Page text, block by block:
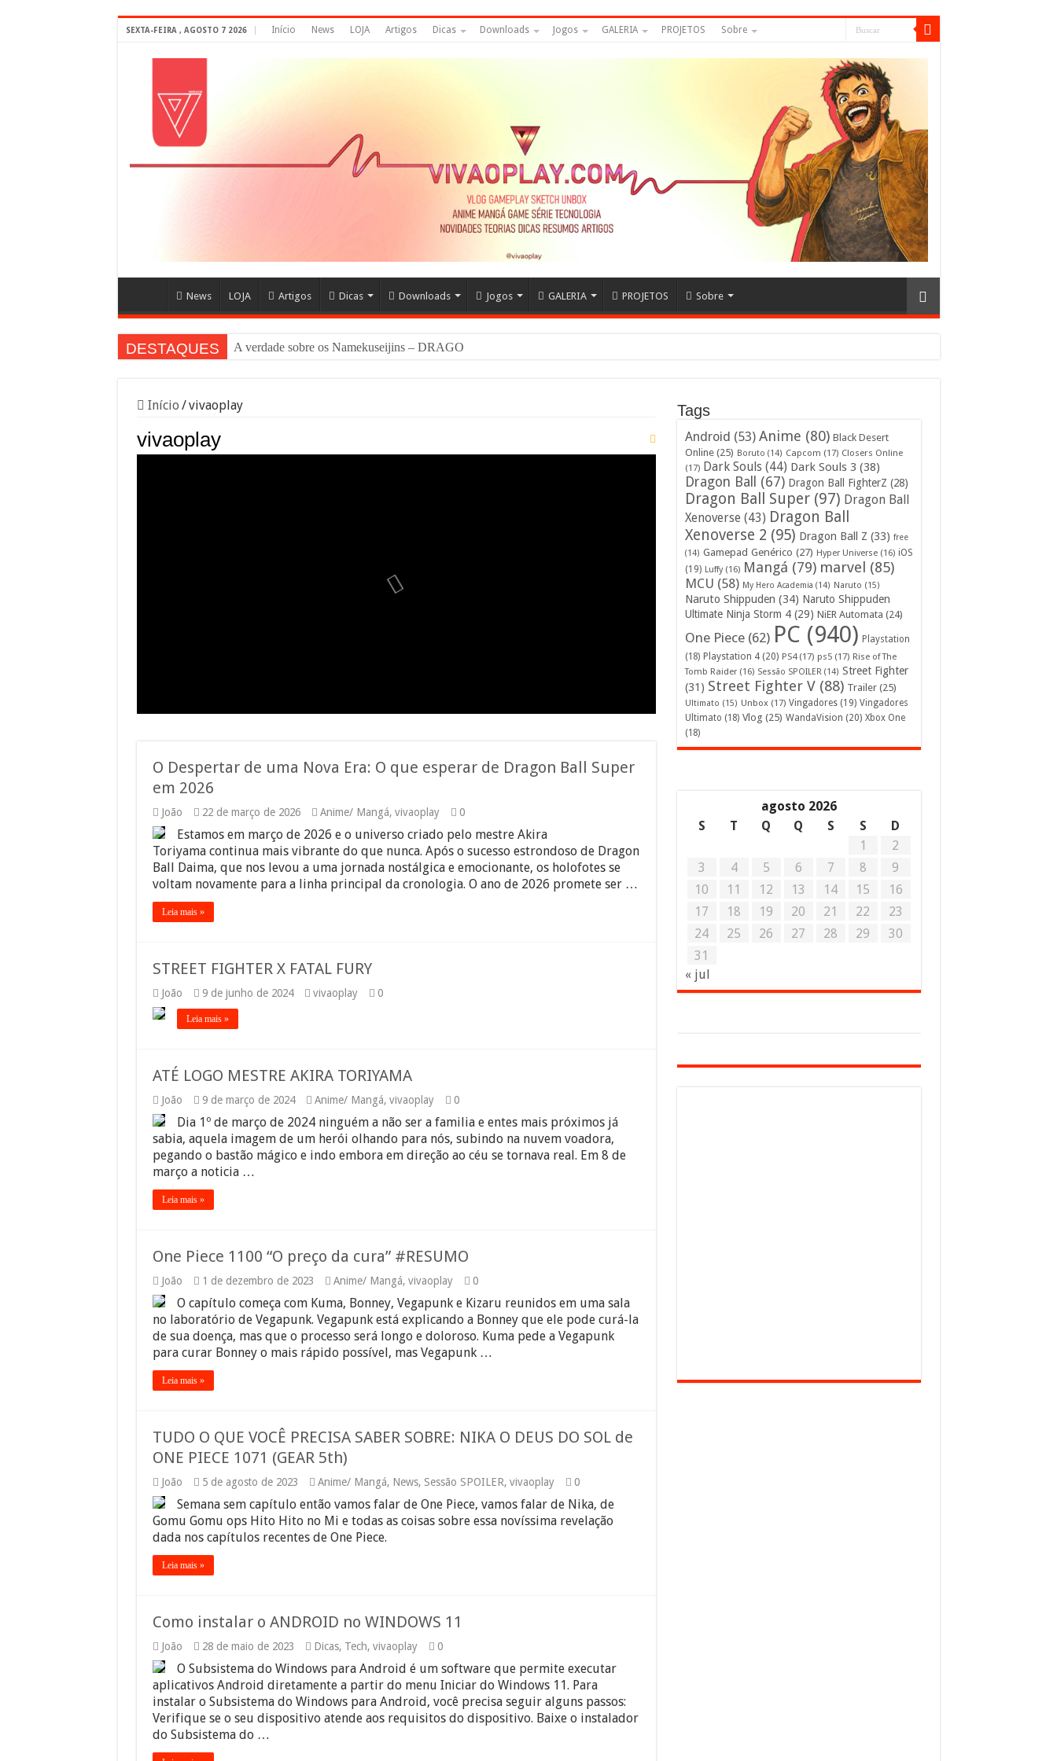
SEXTA-FEIRA , AGOSTO 7 2026 Início News LOJA Artigos Dicas Downloads Jogos GALERIA PROJETOS Sobre
News LOJA Artigos Dicas Downloads Jogos GALERIA PROJETOS Sobre
DESTAQUES A verdade sobre os Namekuseijins – DRAGON BALL #News
Início /vivaoplay
vivaoplay
O Despertar de uma Nova Era: O que esperar de Dragon Ball Super
em 2026
João 22 de março de 2026 Anime/ Mangá, vivaoplay 0
Estamos em março de 2026 e o universo criado pelo mestre Akira
Toriyama continua mais vibrante do que nunca. Após o sucesso estrondoso de Dragon
Ball Daima, que nos levou a uma jornada nostálgica e emocionante, os holofotes se
voltam novamente para a linha principal da cronologia. O ano de 2026 promete ser …
Leia mais »
STREET FIGHTER X FATAL FURY
João 9 de junho de 2024 vivaoplay 0
Leia mais »
ATÉ LOGO MESTRE AKIRA TORIYAMA
João 9 de março de 2024 Anime/ Mangá, vivaoplay 0
Dia 1º de março de 2024 ninguém a não ser a familia e entes mais próximos já
sabia, aquela imagem de um herói olhando para nós, subindo na nuvem voadora,
pegando o bastão mágico e indo embora em direção ao céu se tornava real. Em 8 de
março a noticia …
Leia mais »
One Piece 1100 “O preço da cura” #RESUMO
João 1 de dezembro de 2023 Anime/ Mangá, vivaoplay 0
O capítulo começa com Kuma, Bonney, Vegapunk e Kizaru reunidos em uma sala
no laboratório de Vegapunk. Vegapunk está explicando a Bonney que ele pode curá-la
de sua doença, mas que o processo será longo e doloroso. Kuma pede a Vegapunk
para curar Bonney o mais rápido possível, mas Vegapunk …
Leia mais »
TUDO O QUE VOCÊ PRECISA SABER SOBRE: NIKA O DEUS DO SOL de
ONE PIECE 1071 (GEAR 5th)
João 5 de agosto de 2023 Anime/ Mangá, News, Sessão SPOILER, vivaoplay 0
Semana sem capítulo então vamos falar de One Piece, vamos falar de Nika, de
Gomu Gomu ops Hito Hito no Mi e todas as coisas sobre essa novíssima revelação
dada nos capítulos recentes de One Piece.
Leia mais »
Como instalar o ANDROID no WINDOWS 11
João 28 de maio de 2023 Dicas, Tech, vivaoplay 0
O Subsistema do Windows para Android é um software que permite executar
aplicativos Android diretamente a partir do menu Iniciar do Windows 11. Para
instalar o Subsistema do Windows para Android, você precisa seguir alguns passos:
Verifique se o seu dispositivo atende aos requisitos do dispositivo. Baixe o instalador
do Subsistema do …
Tags
Android (53) Anime (80) Black Desert
Online(25) Boruto (14) Capcom (17) Closers Online
(17) Dark Souls(44) Dark Souls 3 (38)
Dragon Ball (67) Dragon Ball FighterZ (28)
Dragon Ball Super(97) Dragon Ball
Xenoverse (43) Dragon Ball
Xenoverse 2 (95) Dragon Ball Z (33) free
(14) Gamepad Genérico (27) Hyper Universe(16) iOS
(19) Luffy(16) Mangá (79) marvel (85)
MCU (58) My Hero Academia (14) Naruto (15)
Naruto Shippuden (34) Naruto Shippuden
Ultimate Ninja Storm 4(29) NiER Automata (24)
One Piece(62) PC (940) Playstation
(18) Playstation 4(20) PS4(17) ps5(17) Rise of The
Tomb Raider(16) Sessão SPOILER(14) Street Fighter
(31) Street Fighter V(88) Trailer(25)
Ultimato (15) Unbox(17) Vingadores(19) Vingadores
Ultimato (18) Vlog (25) WandaVision (20) Xbox One
(18)
agosto 2026
S
T Q Q S S
D
1
2
3
4 5 6 7 8
9
10
11 12 13 14 15
16
17
18 19 20 21 22
23
24
25 26 27 28 29
30
31
« jul